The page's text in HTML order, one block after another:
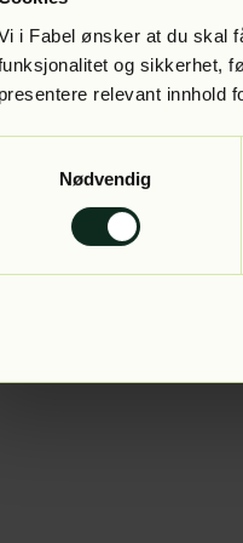
i Fabel ønsker at du skal
og sikkerhet,
presentere relevant innhold
Nødvendig
Application